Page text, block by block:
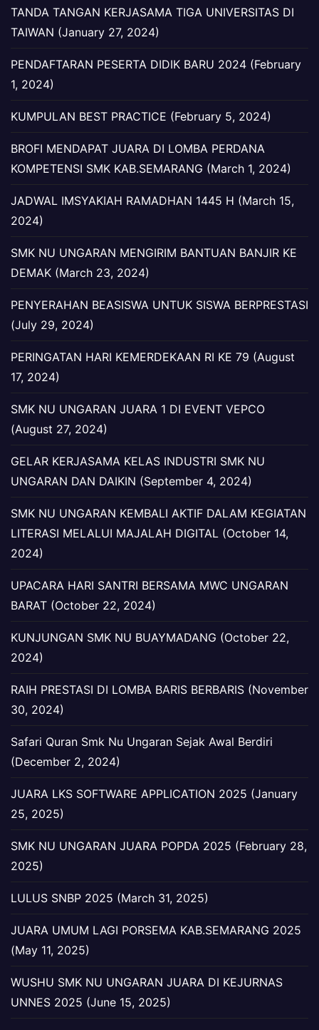
TANDA TANGAN KERJASAMA TIGA UNIVERSITAS DI
TAIWAN (January 27, 2024)
PENDAFTARAN PESERTA DIDIK BARU 2024 (February
1, 2024)
KUMPULAN BEST PRACTICE (February 5, 2024)
BROFI MENDAPAT JUARA DI LOMBA PERDANA
KOMPETENSI SMK KAB.SEMARANG (March 1, 2024)
JADWAL IMSYAKIAH RAMADHAN 1445 H (March 15,
2024)
SMK NU UNGARAN MENGIRIM BANTUAN BANJIR KE
DEMAK (March 23, 2024)
PENYERAHAN BEASISWA UNTUK SISWA BERPRESTASI
(July 29, 2024)
PERINGATAN HARI KEMERDEKAAN RI KE 79 (August
17, 2024)
SMK NU UNGARAN JUARA 1 DI EVENT VEPCO
(August 27, 2024)
GELAR KERJASAMA KELAS INDUSTRI SMK NU
UNGARAN DAN DAIKIN (September 4, 2024)
SMK NU UNGARAN KEMBALI AKTIF DALAM KEGIATAN
LITERASI MELALUI MAJALAH DIGITAL (October 14,
2024)
UPACARA HARI SANTRI BERSAMA MWC UNGARAN
BARAT (October 22, 2024)
KUNJUNGAN SMK NU BUAYMADANG (October 22,
2024)
RAIH PRESTASI DI LOMBA BARIS BERBARIS (November
30, 2024)
Safari Quran Smk Nu Ungaran Sejak Awal Berdiri
(December 2, 2024)
JUARA LKS SOFTWARE APPLICATION 2025 (January
25, 2025)
SMK NU UNGARAN JUARA POPDA 2025 (February 28,
2025)
LULUS SNBP 2025 (March 31, 2025)
JUARA UMUM LAGI PORSEMA KAB.SEMARANG 2025
(May 11, 2025)
WUSHU SMK NU UNGARAN JUARA DI KEJURNAS
UNNES 2025 (June 15, 2025)